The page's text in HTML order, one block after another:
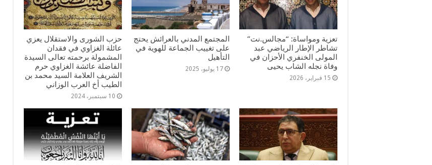
تعزية ومواساة: “مجالس.نت”
تشاطر الإطار الرياضي عبد
المولى الخنفري الأحزان في
وفاة نجله الشاب يحيى
15 فبراير، 2026
المجتمع المدني بالعرائش يحتج
على تغييب الجماعة للهوية في
التأهيل
17 يوليو، 2025
حزب الشورى والاستقلال يعزي
عائلة الغزاوي في فقدان
المشمولة برحمته تعالى السيدة
الفاضلة عائشة الغزاوي حرم
الشريف العلامة السيد محمد بن
الطيب أخ العرب الوزاني
10 سبتمبر، 2024